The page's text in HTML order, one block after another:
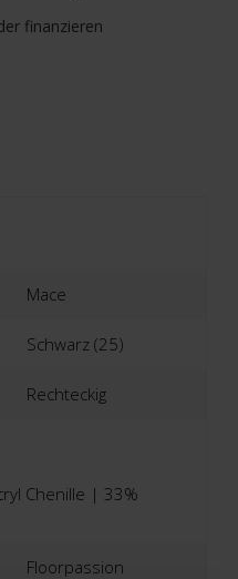
finanzieren
Mace
Schwarz (25)
Rechteckig
Chenille | 33%
Floorpassion